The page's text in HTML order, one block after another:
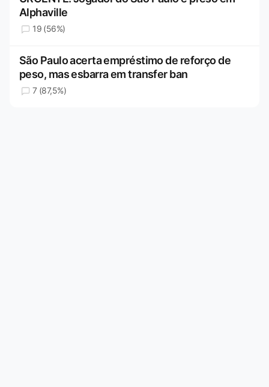
Alphaville
19 (56%)
São Paulo acerta empréstimo de reforço de
peso, mas esbarra em transfer ban
7 (87,5%)